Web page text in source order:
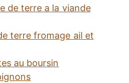
de terre a la viande
terre fromage ail et
au boursin